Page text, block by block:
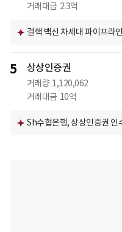
거래대금 2.3억
결핵 백신 차세대 파이프라
5 상상인증권
거래량 1,120,062
거래대금 10억
Sh수협은행, 상상인증권